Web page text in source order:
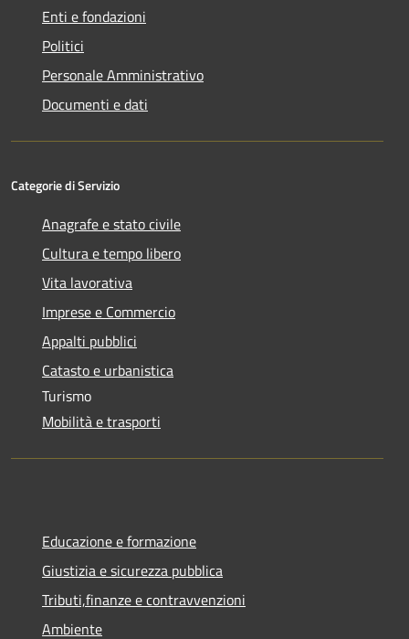
Enti e fondazioni
Politici
Personale Amministrativo
Documenti e dati
Categorie di Servizio
Anagrafe e stato civile
Cultura e tempo libero
Vita lavorativa
Imprese e Commercio
Appalti pubblici
Catasto e urbanistica
Turismo
Mobilità e trasporti
Educazione e formazione
Giustizia e sicurezza pubblica
Tributi,finanze e contravvenzioni
Ambiente